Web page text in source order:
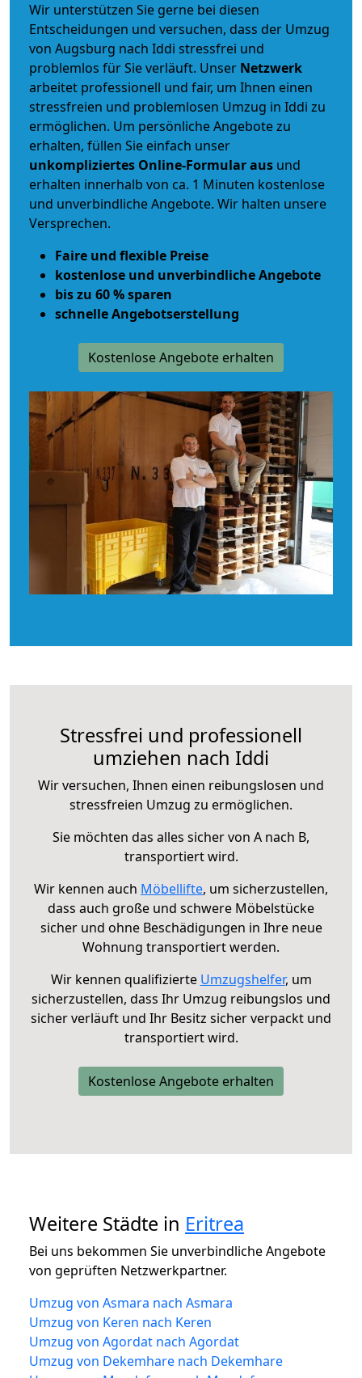
Wir unterstützen Sie gerne bei diesen
Entscheidungen und versuchen, dass der Umzug
von Augsburg nach Iddi stressfrei und
problemlos für Sie verläuft. Unser Netzwerk
arbeitet professionell und fair, um Ihnen einen
stressfreien und problemlosen Umzug in Iddi zu
ermöglichen. Um persönliche Angebote zu
erhalten, füllen Sie einfach unser
unkompliziertes Online-Formular aus und
erhalten innerhalb von ca. 1 Minuten kostenlose
und unverbindliche Angebote. Wir halten unsere
Versprechen.
Faire und flexible Preise
kostenlose und unverbindliche Angebote
bis zu 60 % sparen
schnelle Angebotserstellung
Kostenlose Angebote erhalten
Stressfrei und professionell
umziehen nach Iddi
Wir versuchen, Ihnen einen reibungslosen und
stressfreien Umzug zu ermöglichen.
Sie möchten das alles sicher von A nach B,
transportiert wird.
Wir kennen auch Möbellifte, um sicherzustellen,
dass auch große und schwere Möbelstücke
sicher und ohne Beschädigungen in Ihre neue
Wohnung transportiert werden.
Wir kennen qualifizierte Umzugshelfer, um
sicherzustellen, dass Ihr Umzug reibungslos und
sicher verläuft und Ihr Besitz sicher verpackt und
transportiert wird.
Kostenlose Angebote erhalten
Weitere Städte in Eritrea
Bei uns bekommen Sie unverbindliche Angebote
von geprüften Netzwerkpartner.
Umzug von Asmara nach Asmara
Umzug von Keren nach Keren
Umzug von Agordat nach Agordat
Umzug von Dekemhare nach Dekemhare